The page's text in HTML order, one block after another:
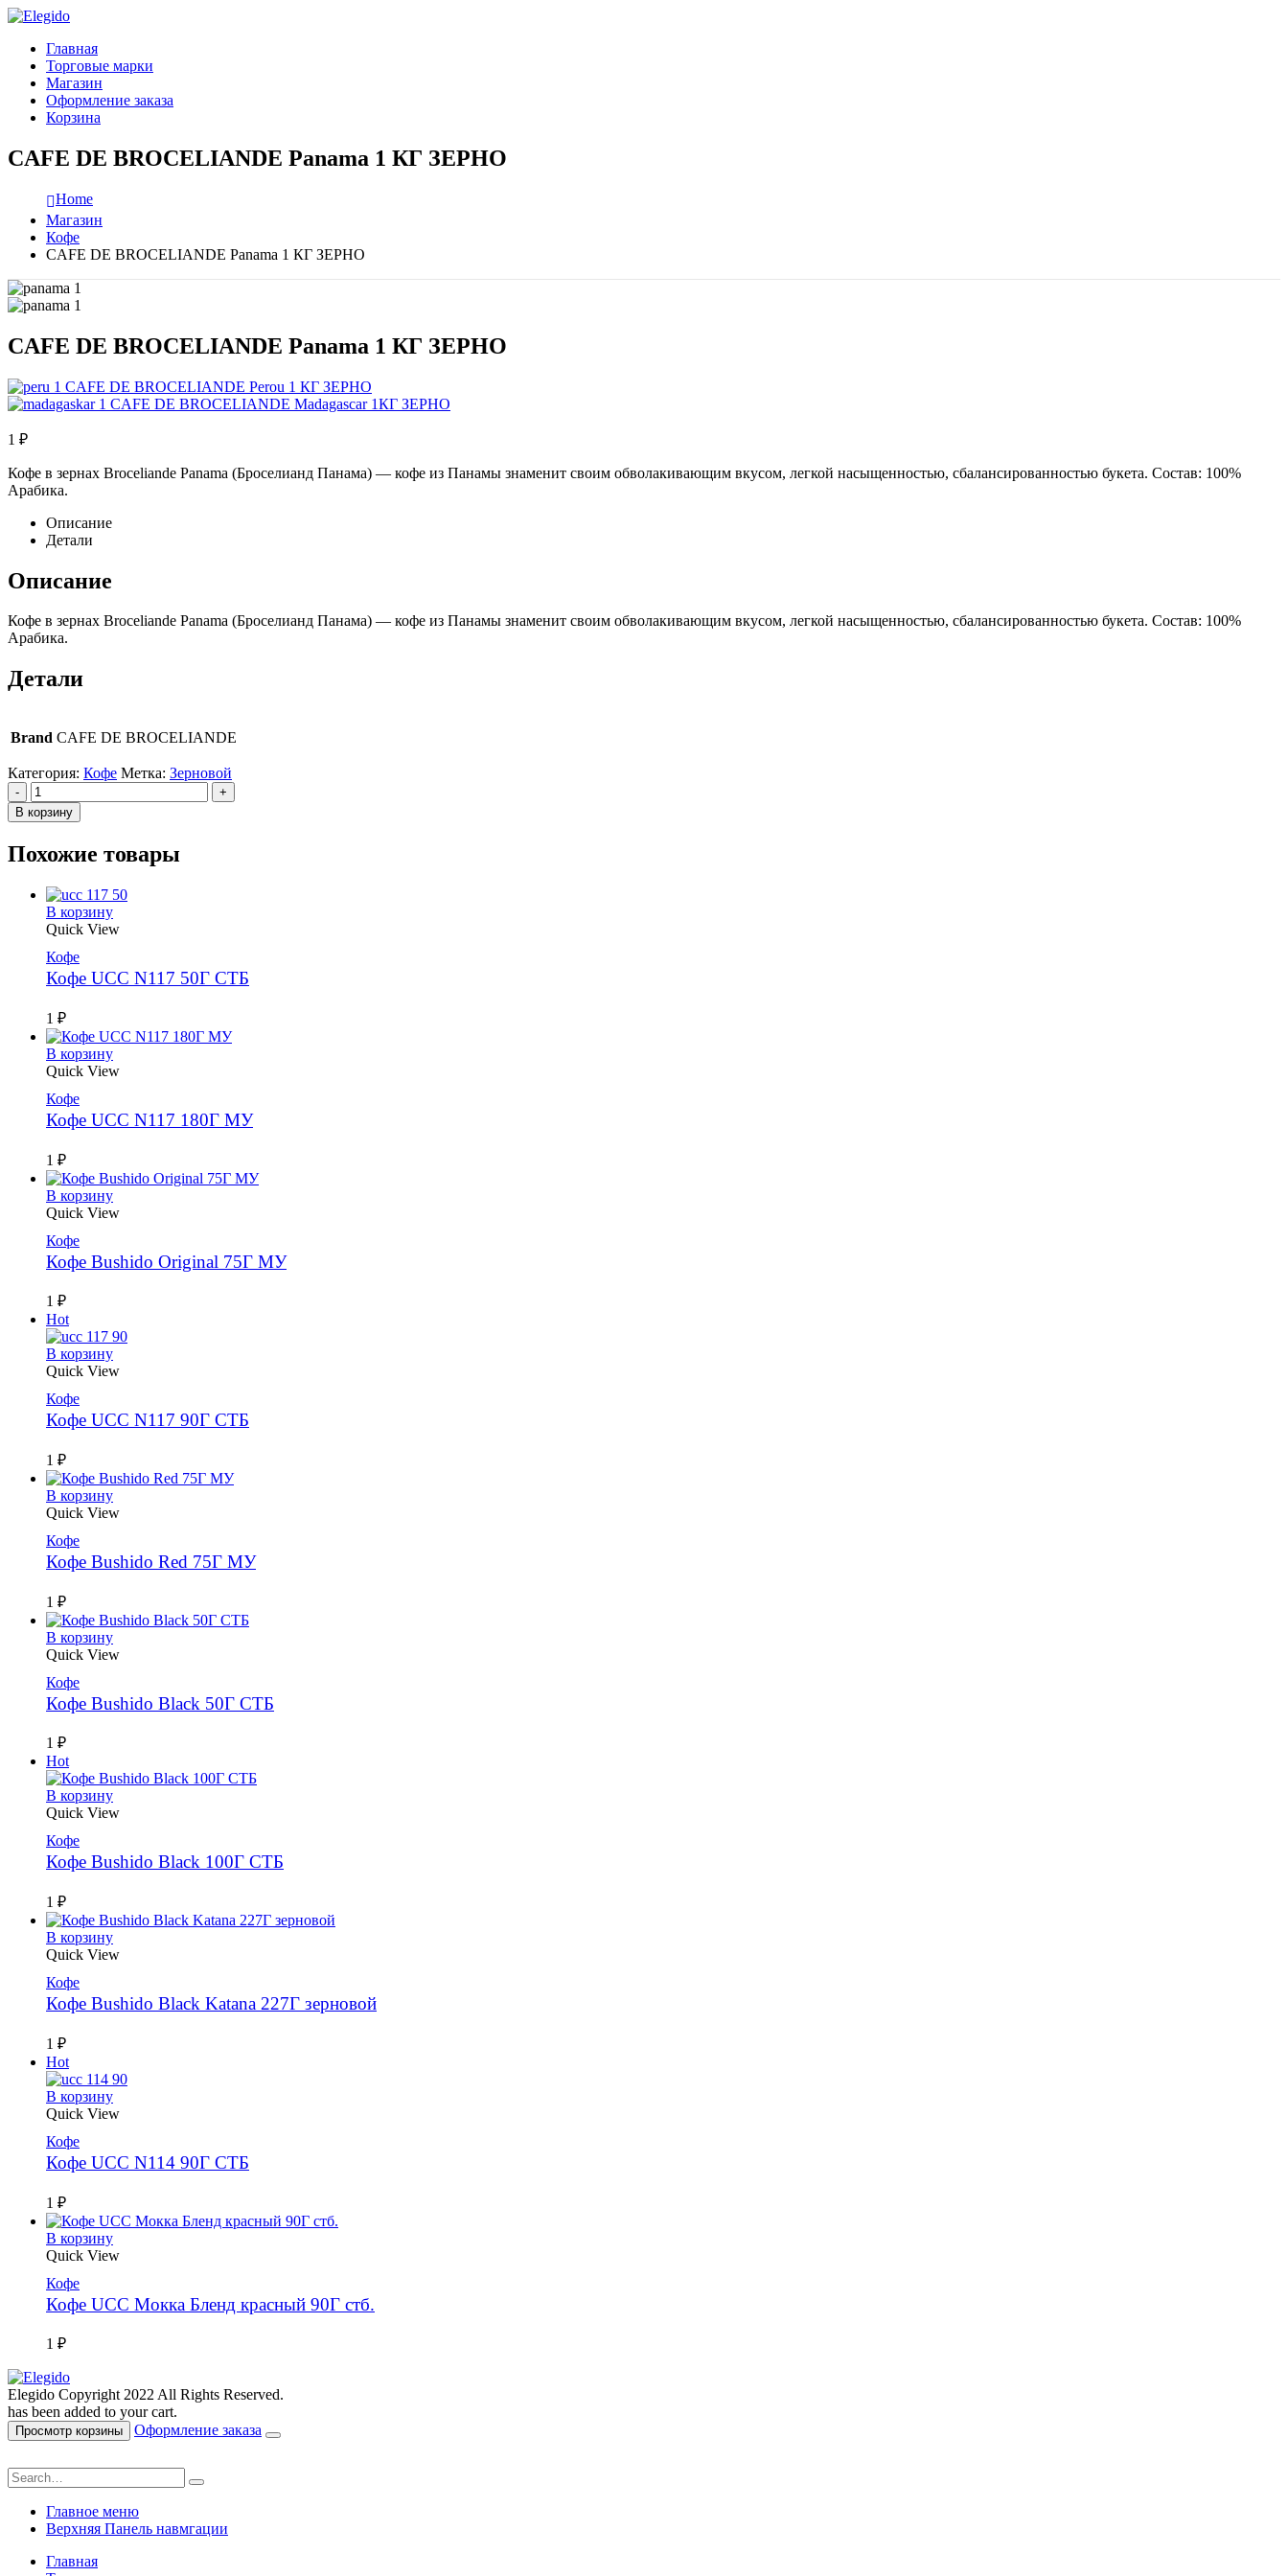
Главная
Торговые марки
Магазин
Оформление заказа
Корзина
CAFE DE BROCELIANDE Panama 1 КГ ЗЕРНО
Home
Магазин
Кофе
CAFE DE BROCELIANDE Panama 1 КГ ЗЕРНО
CAFE DE BROCELIANDE Panama 1 КГ ЗЕРНО
CAFE DE BROCELIANDE Perou 1 КГ ЗЕРНО
CAFE DE BROCELIANDE Madagascar 1КГ ЗЕРНО
1 ₽
Кофе в зернах Broceliande Panama (Броселианд Панама) — кофе из Панамы знаменит своим обволакивающим вкусом, легкой насыщенностью, сбалансированностью букета. Состав: 100%
Арабика.
Описание
Детали
Описание
Кофе в зернах Broceliande Panama (Броселианд Панама) — кофе из Панамы знаменит своим обволакивающим вкусом, легкой насыщенностью, сбалансированностью букета. Состав: 100%
Арабика.
Детали
Brand CAFE DE BROCELIANDE
Категория: Кофе Метка: Зерновой
-
+
В корзину
Похожие товары
В корзину
Quick View
Кофе
Кофе UCC N117 50Г СТБ
1 ₽
В корзину
Quick View
Кофе
Кофе UCC N117 180Г МУ
1 ₽
В корзину
Quick View
Кофе
Кофе Bushido Original 75Г МУ
1 ₽
Hot
В корзину
Quick View
Кофе
Кофе UCC N117 90Г СТБ
1 ₽
В корзину
Quick View
Кофе
Кофе Bushido Red 75Г МУ
1 ₽
В корзину
Quick View
Кофе
Кофе Bushido Black 50Г СТБ
1 ₽
Hot
В корзину
Quick View
Кофе
Кофе Bushido Black 100Г СТБ
1 ₽
В корзину
Quick View
Кофе
Кофе Bushido Black Katana 227Г зерновой
1 ₽
Hot
В корзину
Quick View
Кофе
Кофе UCC N114 90Г СТБ
1 ₽
В корзину
Quick View
Кофе
Кофе UCC Мокка Бленд красный 90Г стб.
1 ₽
Elegido Copyright 2022 All Rights Reserved.
has been added to your cart.
Просмотр корзины Оформление заказа
Главное меню
Верхняя Панель навмгации
Главная